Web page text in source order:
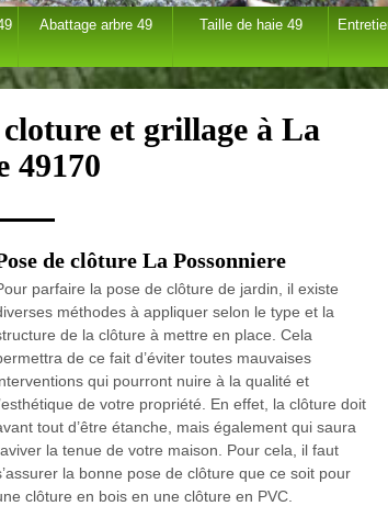
Abattage arbre 49 Taille de haie 49
et grillage à La
49170
de clôture La Possonniere
parfaire la pose de clôture de jardin, il existe
méthodes à appliquer selon le type et la
de la clôture à mettre en place. Cela
de ce fait d’éviter toutes mauvaises
qui pourront nuire à la qualité et
de votre propriété. En effet, la clôture doit
tout d’être étanche, mais également qui saura
la tenue de votre maison. Pour cela, il faut
la bonne pose de clôture que ce soit pour
clôture en bois en une clôture en PVC.